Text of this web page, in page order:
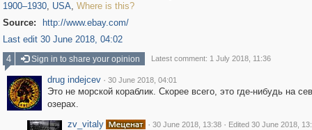
1900–1930, USA, Where is this?
Source:
http://www.ebay.com/
Last edit 30 June 2018, 04:02
4
Sign in to share your opinion Latest comment: 1 July 2018, 11:36
drug indejcev · 30 June 2018, 04:01
Это не морской кораблик. Скорее всего, это где-нибудь на
озерах.
zv_vitaly
· 30 June 2018, 13:38 · Edited 30 June 2018,